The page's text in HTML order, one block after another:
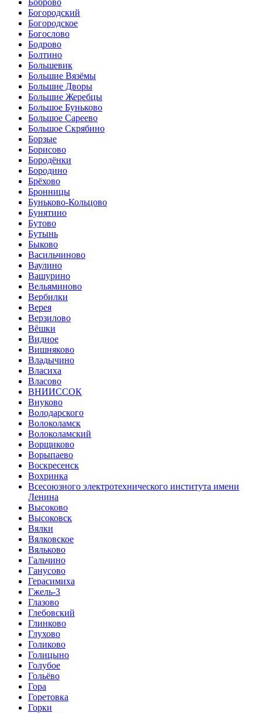
Боброво
Богородский
Богородское
Богослово
Бодрово
Болтино
Большевик
Большие Вязёмы
Большие Дворы
Большие Жеребцы
Большое Буньково
Большое Сареево
Большое Скрябино
Борзые
Борисово
Бородёнки
Бородино
Брёхово
Бронницы
Буньково-Кольцово
Бунятино
Бутово
Бутынь
Быково
Васильчиново
Ваулино
Вашурино
Вельяминово
Вербилки
Верея
Верзилово
Вёшки
Видное
Вишняково
Владычино
Власиха
Власово
ВНИИССОК
Внуково
Володарского
Волоколамск
Волоколамский
Ворщиково
Ворыпаево
Воскресенск
Вохринка
Всесоюзного электротехнического института имени
Ленина
Высоково
Высоковск
Вялки
Вялковское
Вяльково
Гальчино
Ганусово
Герасимиха
Гжель-3
Глазово
Глебовский
Глинково
Глухово
Голиково
Голицыно
Голубое
Гольёво
Гора
Горетовка
Горки